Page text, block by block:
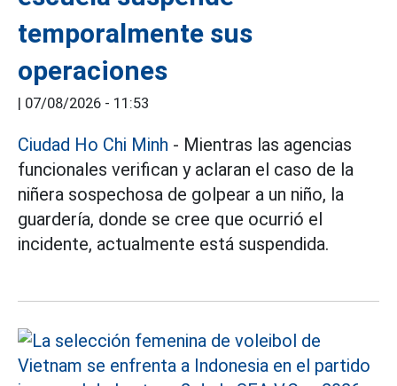
temporalmente sus
operaciones
| 07/08/2026 - 11:53
Ciudad Ho Chi Minh - Mientras las agencias
funcionales verifican y aclaran el caso de la
niñera sospechosa de golpear a un niño, la
guardería, donde se cree que ocurrió el
incidente, actualmente está suspendida.